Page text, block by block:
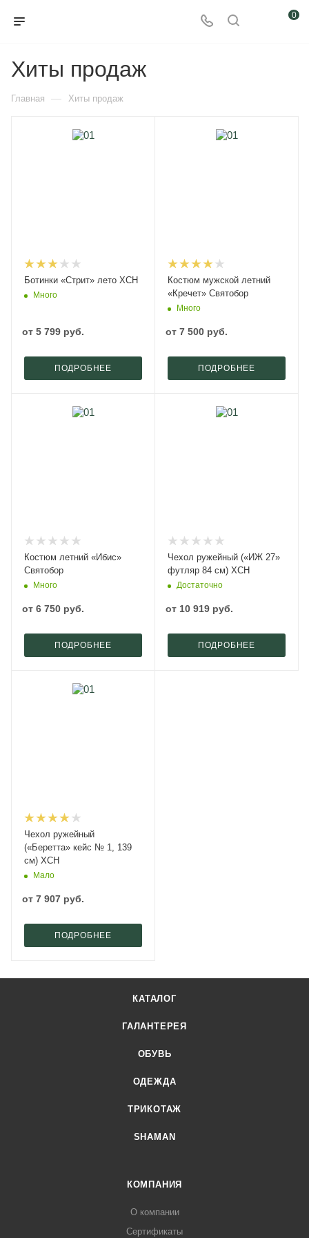
0
Хиты продаж
Главная — Хиты продаж
Ботинки «Стрит» лето ХСН
Много
от 5 799 руб.
ПОДРОБНЕЕ
Костюм мужской летний
«Кречет» Святобор
Много
от 7 500 руб.
ПОДРОБНЕЕ
Костюм летний «Ибис»
Святобор
Много
от 6 750 руб.
ПОДРОБНЕЕ
Чехол ружейный («ИЖ 27»
футляр 84 см) ХСН
Достаточно
от 10 919 руб.
ПОДРОБНЕЕ
Чехол ружейный
(«Беретта» кейс № 1, 139
см) ХСН
Мало
от 7 907 руб.
ПОДРОБНЕЕ
КАТАЛОГ
ГАЛАНТЕРЕЯ
ОБУВЬ
ОДЕЖДА
ТРИКОТАЖ
SHAMAN
КОМПАНИЯ
О компании
Сертификаты